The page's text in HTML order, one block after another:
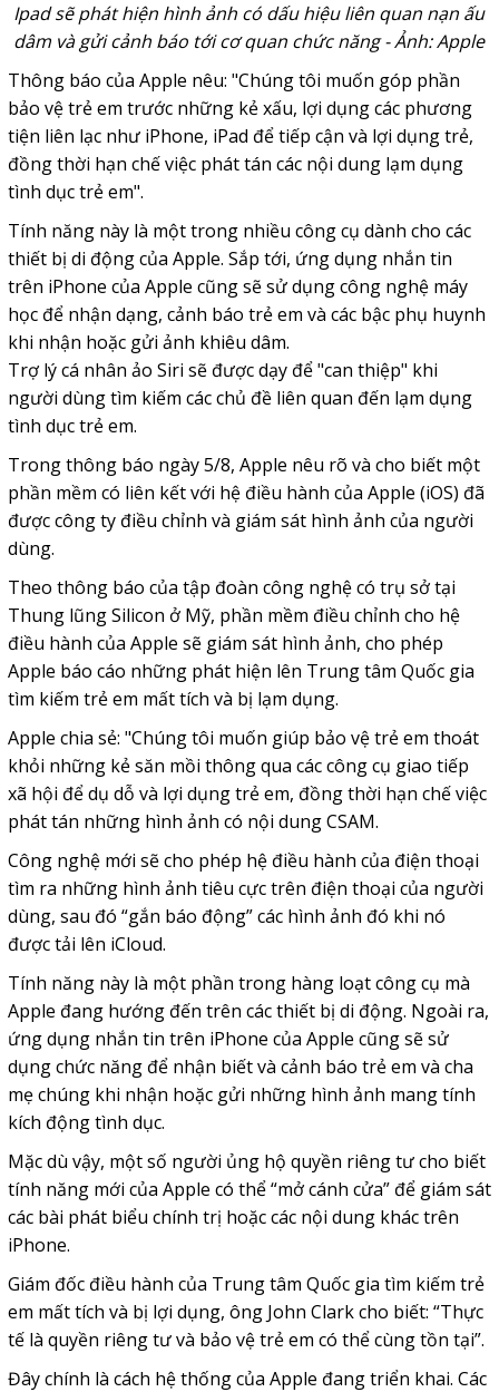
Ipad sẽ phát hiện hình ảnh có dấu hiệu liên quan nạn ấu
dâm và gửi cảnh báo tới cơ quan chức năng - Ảnh: Apple
Thông báo của Apple nêu: "Chúng tôi muốn góp phần
bảo vệ trẻ em trước những kẻ xấu, lợi dụng các phương
tiện liên lạc như iPhone, iPad để tiếp cận và lợi dụng trẻ,
đồng thời hạn chế việc phát tán các nội dung lạm dụng
tình dục trẻ em".
Tính năng này là một trong nhiều công cụ dành cho các
thiết bị di động của Apple. Sắp tới, ứng dụng nhắn tin
trên iPhone của Apple cũng sẽ sử dụng công nghệ máy
học để nhận dạng, cảnh báo trẻ em và các bậc phụ huynh
khi nhận hoặc gửi ảnh khiêu dâm.
Trợ lý cá nhân ảo Siri sẽ được dạy để "can thiệp" khi
người dùng tìm kiếm các chủ đề liên quan đến lạm dụng
tình dục trẻ em.
Trong thông báo ngày 5/8, Apple nêu rõ và cho biết một
phần mềm có liên kết với hệ điều hành của Apple (iOS) đã
được công ty điều chỉnh và giám sát hình ảnh của người
dùng.
Theo thông báo của tập đoàn công nghệ có trụ sở tại
Thung lũng Silicon ở Mỹ, phần mềm điều chỉnh cho hệ
điều hành của Apple sẽ giám sát hình ảnh, cho phép
Apple báo cáo những phát hiện lên Trung tâm Quốc gia
tìm kiếm trẻ em mất tích và bị lạm dụng.
Apple chia sẻ: "Chúng tôi muốn giúp bảo vệ trẻ em thoát
khỏi những kẻ săn mồi thông qua các công cụ giao tiếp
xã hội để dụ dỗ và lợi dụng trẻ em, đồng thời hạn chế việc
phát tán những hình ảnh có nội dung CSAM.
Công nghệ mới sẽ cho phép hệ điều hành của điện thoại
tìm ra những hình ảnh tiêu cực trên điện thoại của người
dùng, sau đó “gắn báo động” các hình ảnh đó khi nó
được tải lên iCloud.
Tính năng này là một phần trong hàng loạt công cụ mà
Apple đang hướng đến trên các thiết bị di động. Ngoài ra,
ứng dụng nhắn tin trên iPhone của Apple cũng sẽ sử
dụng chức năng để nhận biết và cảnh báo trẻ em và cha
mẹ chúng khi nhận hoặc gửi những hình ảnh mang tính
kích động tình dục.
Mặc dù vậy, một số người ủng hộ quyền riêng tư cho biết
tính năng mới của Apple có thể “mở cánh cửa” để giám sát
các bài phát biểu chính trị hoặc các nội dung khác trên
iPhone.
Giám đốc điều hành của Trung tâm Quốc gia tìm kiếm trẻ
em mất tích và bị lợi dụng, ông John Clark cho biết: “Thực
tế là quyền riêng tư và bảo vệ trẻ em có thể cùng tồn tại”.
Đây chính là cách hệ thống của Apple đang triển khai. Các